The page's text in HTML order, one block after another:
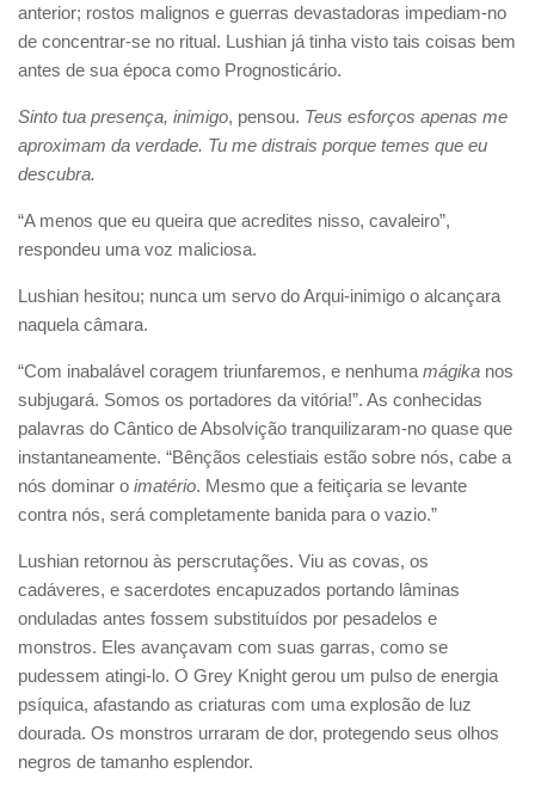
anterior; rostos malignos e guerras devastadoras impediam-no
de concentrar-se no ritual. Lushian já tinha visto tais coisas bem
antes de sua época como Prognosticário.
Sinto tua presença, inimigo, pensou. Teus esforços apenas me
aproximam da verdade. Tu me distrais porque temes que eu
descubra.
“A menos que eu queira que acredites nisso, cavaleiro”,
respondeu uma voz maliciosa.
Lushian hesitou; nunca um servo do Arqui-inimigo o alcançara
naquela câmara.
“Com inabalável coragem triunfaremos, e nenhuma mágika nos
subjugará. Somos os portadores da vitória!”. As conhecidas
palavras do Cântico de Absolvição tranquilizaram-no quase que
instantaneamente. “Bênçãos celestiais estão sobre nós, cabe a
nós dominar o imatério. Mesmo que a feitiçaria se levante
contra nós, será completamente banida para o vazio.”
Lushian retornou às perscrutações. Viu as covas, os
cadáveres, e sacerdotes encapuzados portando lâminas
onduladas antes fossem substituídos por pesadelos e
monstros. Eles avançavam com suas garras, como se
pudessem atingi-lo. O Grey Knight gerou um pulso de energia
psíquica, afastando as criaturas com uma explosão de luz
dourada. Os monstros urraram de dor, protegendo seus olhos
negros de tamanho esplendor.